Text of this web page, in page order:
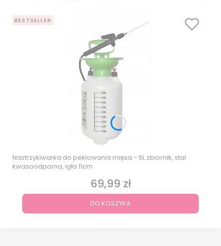
BESTSELLER
Nastrzykiwarka do peklowania mięsa - 5L zbiornik, stal
kwasoodporna, igła 11cm
Cena
69,99 zł
DO KOSZYKA